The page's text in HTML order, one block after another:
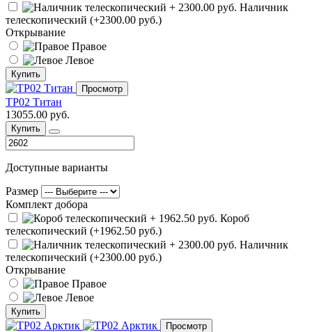
Наличник
телескопический (+2300.00 руб.)
Открывание
Правое
Левое
Купить
Просмотр
ТР02 Титан
13055.00 руб.
Купить
Доступные варианты
Размер
Комплект добора
Короб
телескопический (+1962.50 руб.)
Наличник
телескопический (+2300.00 руб.)
Открывание
Правое
Левое
Купить
Просмотр